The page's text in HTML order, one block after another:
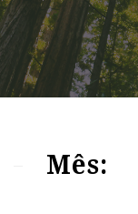
Mês: